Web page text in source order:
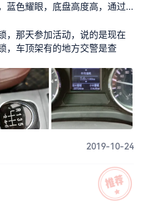
蓝色耀眼，底盘高度高，通过
，那天参加活动，说的是现在
，车顶架有的地方交警是查
2019-10-24